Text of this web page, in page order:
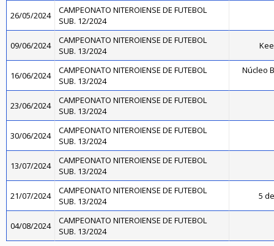
26/05/2024
CAMPEONATO NITEROIENSE DE FUTEBOL
SUB. 12/2024
09/06/2024
CAMPEONATO NITEROIENSE DE FUTEBOL
SUB. 13/2024
16/06/2024
CAMPEONATO NITEROIENSE DE FUTEBOL
SUB. 13/2024
Núcleo
23/06/2024
CAMPEONATO NITEROIENSE DE FUTEBOL
SUB. 13/2024
30/06/2024
CAMPEONATO NITEROIENSE DE FUTEBOL
SUB. 13/2024
13/07/2024
CAMPEONATO NITEROIENSE DE FUTEBOL
SUB. 13/2024
21/07/2024
CAMPEONATO NITEROIENSE DE FUTEBOL
SUB. 13/2024
5
04/08/2024
CAMPEONATO NITEROIENSE DE FUTEBOL
SUB. 13/2024